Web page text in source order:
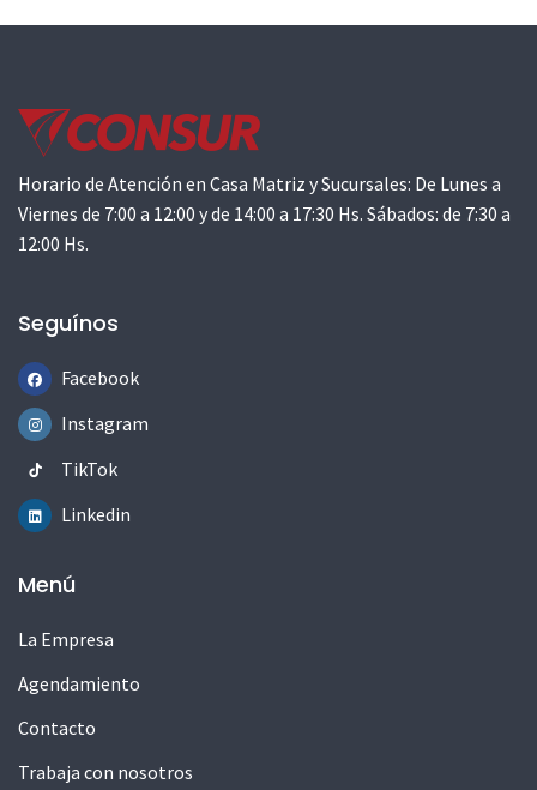
Horario de Atención en Casa Matriz y Sucursales: De Lunes a
Viernes de 7:00 a 12:00 y de 14:00 a 17:30 Hs. Sábados: de 7:30 a
12:00 Hs.
Seguínos
Facebook
Instagram
TikTok
Linkedin
Menú
La Empresa
Agendamiento
Contacto
Trabaja con nosotros